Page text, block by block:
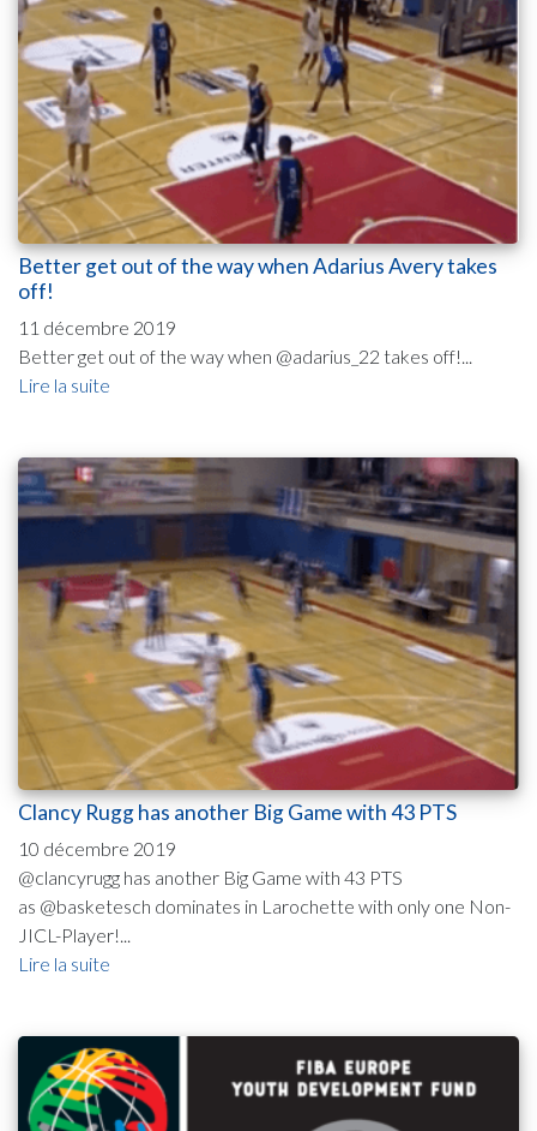
Better get out of the way when Adarius Avery takes
off!
11 décembre 2019
Better get out of the way when @adarius_22 takes off!...
Lire la suite
Clancy Rugg has another Big Game with 43 PTS
10 décembre 2019
@clancyrugg has another Big Game with 43 PTS
as @basketesch dominates in Larochette with only one Non-
JICL-Player!...
Lire la suite